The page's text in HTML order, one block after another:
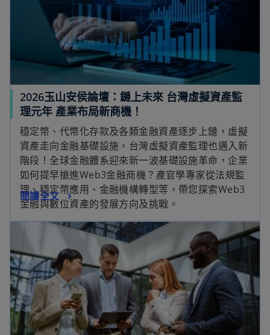
2026玉山安侯論壇：鏈上未來 台灣虛擬資產監
理元年 產業布局新商機！
穩定幣、代幣化存款及各類金融資產逐步上鏈，虛擬
資產走向金融基礎設施，台灣虛擬資產監理也邁入新
階段！全球金融體系迎來新一波基礎設施革命，企業
如何提早搶進Web3金融商機？產官學專家從法規監
理、穩定幣應用、金融機構轉型等，帶您探索Web3
金融與數位資產的發展方向及挑戰。
閱讀全文